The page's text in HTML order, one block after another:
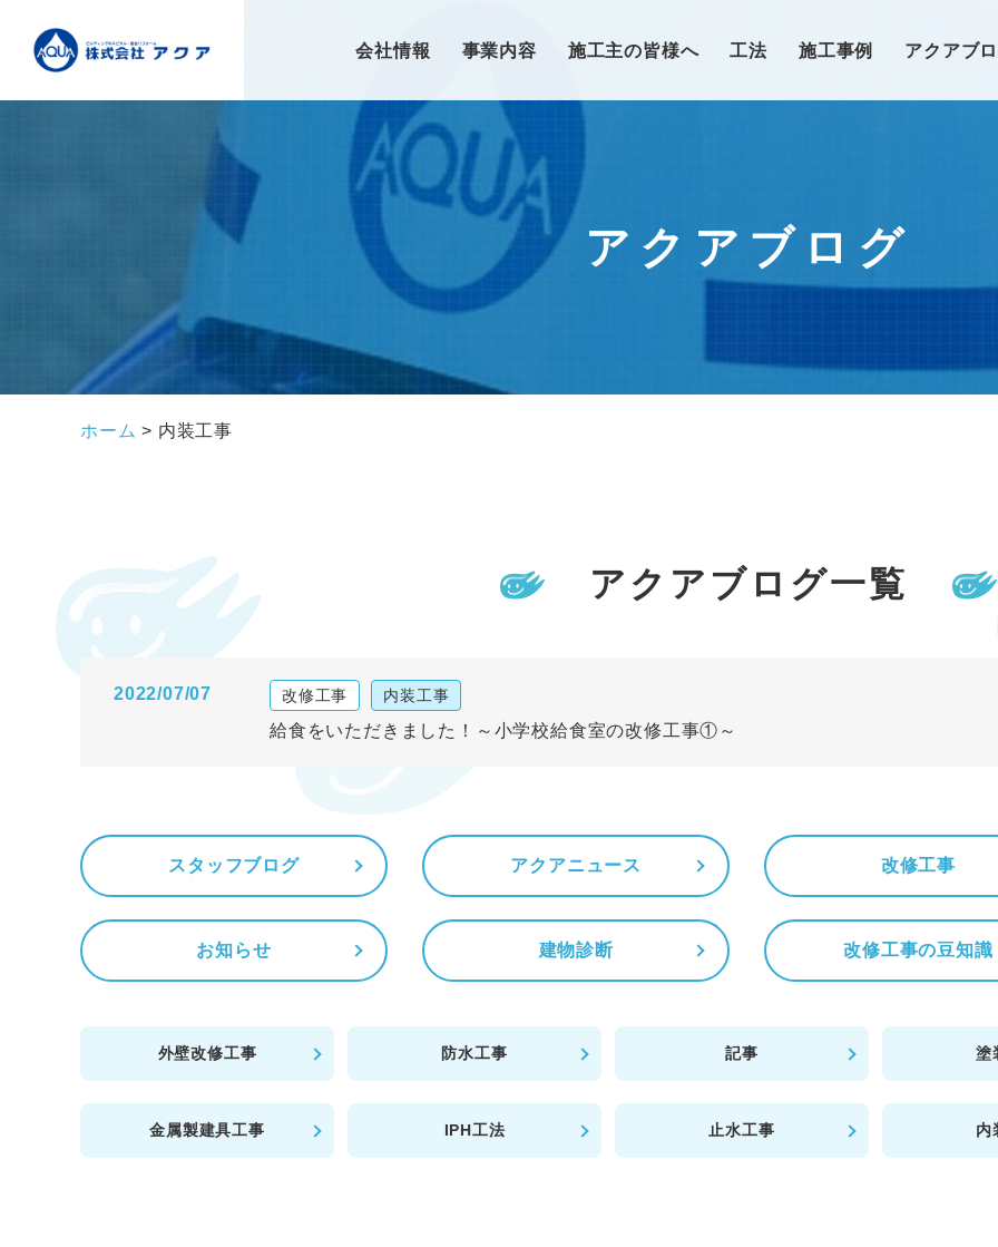
会社情報 事業内容 施工主の皆様へ 工法 施工事例 アクアブ
アクアブログ
ホーム > 内装工事
アクアブログ一覧
2022/07/07 改修工事 内装工事
給食をいただきました！～小学校給食室の改修工事①～
スタッフブログ アクアニュース 改修工事
お知らせ 建物診断 改修工事の豆知識
外壁改修工事 防水工事 記事 塗
金属製建具工事 IPH工法 止水工事 内